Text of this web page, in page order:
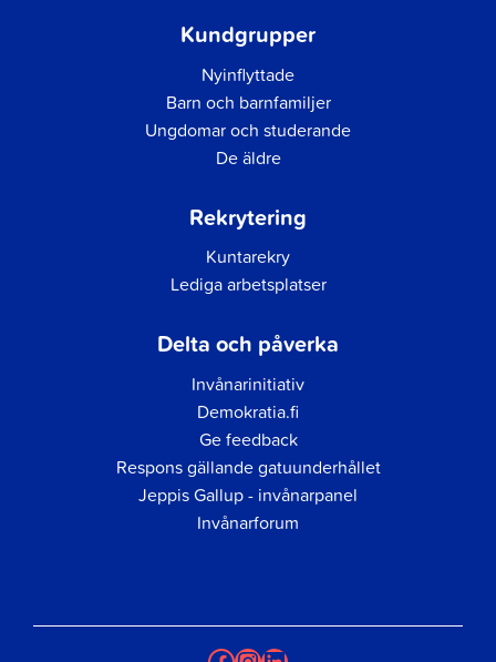
Kundgrupper
Nyinflyttade
Barn och barnfamiljer
Ungdomar och studerande
De äldre
Rekrytering
Kuntarekry
Lediga arbetsplatser
Delta och påverka
Invånarinitiativ
Demokratia.fi
Ge feedback
Respons gällande gatuunderhållet
Jeppis Gallup - invånarpanel
Invånarforum